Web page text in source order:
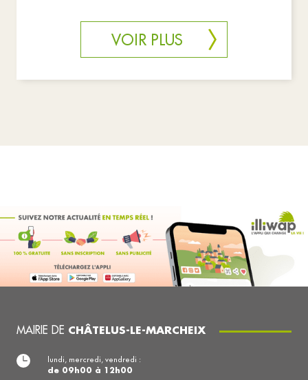
VOIR PLUS
MAIRIE DE CHÂTELUS-LE-MARCHEIX
lundi, mercredi, vendredi :
de 09h00 à 12h00